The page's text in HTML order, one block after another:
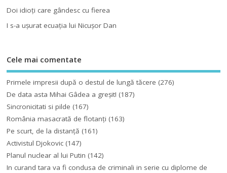
Doi idioţi care gândesc cu fierea
I s-a uşurat ecuaţia lui Nicuşor Dan
Cele mai comentate
Primele impresii după o destul de lungă tăcere (276)
De data asta Mihai Gâdea a greşit! (187)
Sincronicitati si pilde (167)
România masacrată de flotanţi (163)
Pe scurt, de la distanță (161)
Activistul Djokovic (147)
Planul nuclear al lui Putin (142)
In curand tara va fi condusa de criminali in serie cu diplome de